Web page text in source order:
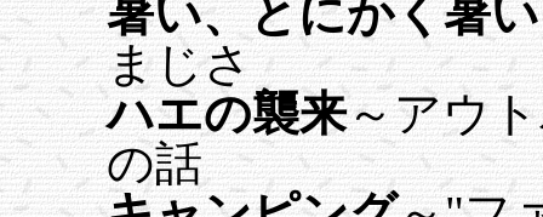
暑い、とにかく暑い
まじさ
ハエの襲来～アウ
の話